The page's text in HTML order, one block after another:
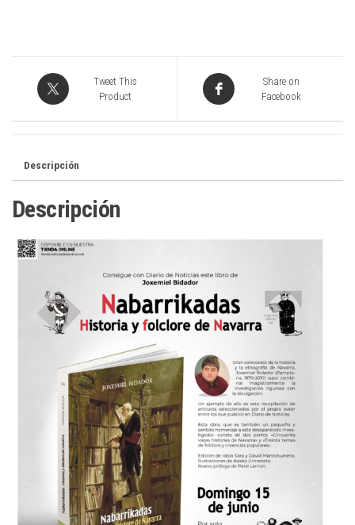
Tweet This
Product
Share on
Facebook
Descripción
Descripción